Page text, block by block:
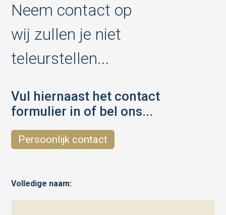
Neem contact op
wij zullen je niet
teleurstellen...
Vul hiernaast het contact
formulier in of bel ons...
Persoonlijk contact
Volledige naam: